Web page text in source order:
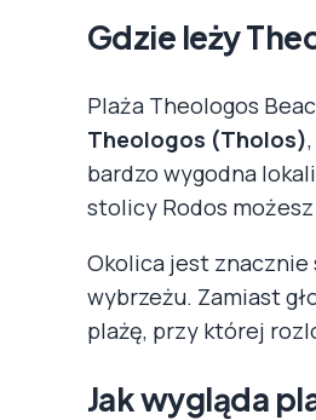
Gdzie leży
Plaża Theologos
Theologos (Tholos)
bardzo wygodna
stolicy Rodos
Okolica jest
wybrzeżu. Zamiast
plażę, przy której
Jak wygląda